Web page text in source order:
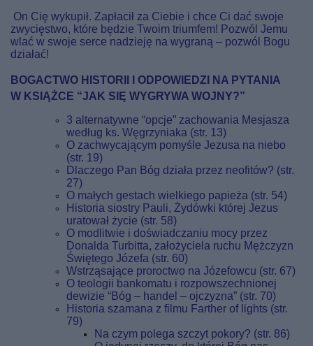
On Cię wykupił. Zapłacił za Ciebie i chce Ci dać swoje
zwycięstwo, które będzie Twoim triumfem! Pozwól Jemu
wlać w swoje serce nadzieję na wygraną – pozwól Bogu
działać!
BOGACTWO HISTORII I ODPOWIEDZI NA PYTANIA
W KSIĄŻCE “JAK SIĘ WYGRYWA WOJNY?”
3 alternatywne “opcje” zachowania Mesjasza
według ks. Węgrzyniaka (str. 13)
O zachwycającym pomyśle Jezusa na niebo
(str. 19)
Dlaczego Pan Bóg działa przez neofitów? (str.
27)
O małych gestach wielkiego papieża (str. 54)
Historia siostry Pauli, Żydówki której Jezus
uratował życie (str. 58)
O modlitwie i doświadczaniu mocy przez
Donalda Turbitta, założyciela ruchu Mężczyzn
Świętego Józefa (str. 60)
Wstrząsające proroctwo na Józefowcu (str. 67)
O teologii bankomatu i rozpowszechnionej
dewizie “Bóg – handel – ojczyzna” (str. 70)
Historia szamana z filmu Farther of lights (str.
79)
Na czym polega szczyt pokory? (str. 86)